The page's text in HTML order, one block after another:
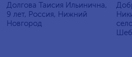
Долгова Таисия Ильинична,
9 лет, Россия, Нижний
Новгород